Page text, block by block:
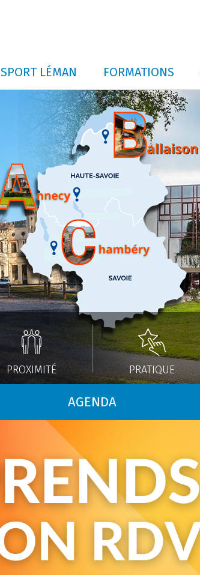
SPORT LÉMAN FORMATIONS
PROXIMITÉ PRATIQUE
AGENDA